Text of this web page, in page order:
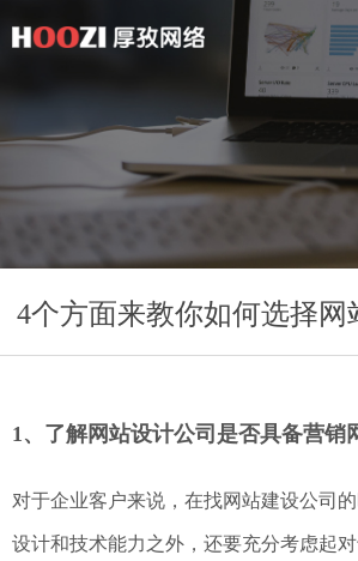
4个方面来教你如何选择网
1、了解网站设计公司是否具备营销
对于企业客户来说，在找网站建设公司
设计和技术能力之外，还要充分考虑起